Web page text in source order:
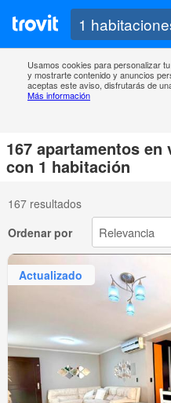
Usamos cookies para personalizar
y mostrarte contenido y anuncios
aceptas este aviso, disfrutarás de
Más información
167 apartamentos
con 1 habitación
167 resultados
Ordenar por
Actualizado